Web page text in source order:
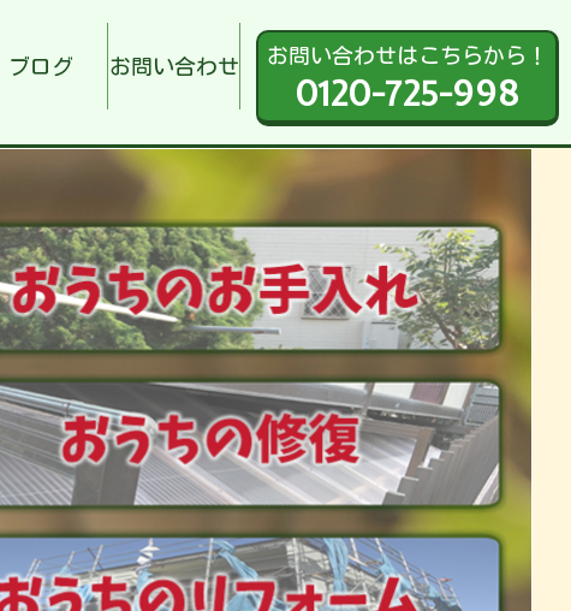
ブログ お問い合わせ お問い合わせはこちらから！
0120-725-998